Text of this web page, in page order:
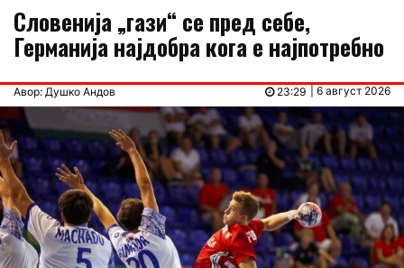
Словенија „гази“ се пред себе,
Германија најдобра кога е најпотребно
Авор: Душко Андов | 6 август 2026
23:29